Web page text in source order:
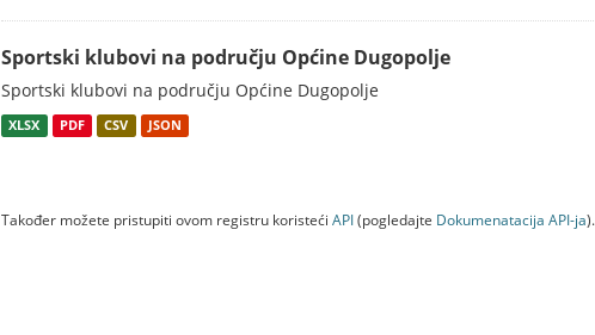
Sportski klubovi na području Općine Dugopolje
Sportski klubovi na području Općine Dugopolje
XLSX PDF CSV JSON
Također možete pristupiti ovom registru koristeći API(pogledajte Dokumenаtаcijа API-jа).